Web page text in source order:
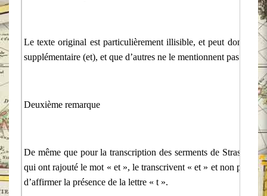
Le texte original est particulièrement illisible, et peut donner
supplémentaire (et), et que d’autres ne le mentionnent pas .
Deuxième remarque
De même que pour la transcription des serments de
qui ont rajouté le mot « et », le transcrivent « et » et non pas «
d’affirmer la présence de la lettre « t ».